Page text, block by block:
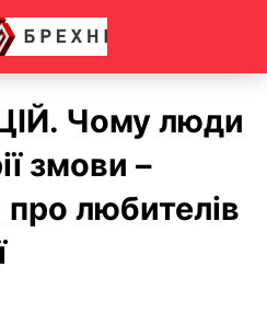
Чому люди
змови –
любителів